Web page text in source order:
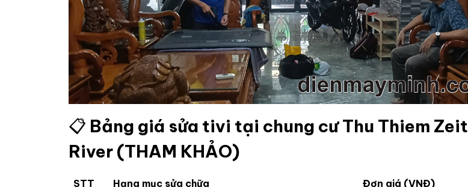
📋 Bảng giá sửa tivi tại chung cư Thu Thiem Zeit
River (THAM KHẢO)
STT Hạng mục sửa chữa Đơn giá (VNĐ)